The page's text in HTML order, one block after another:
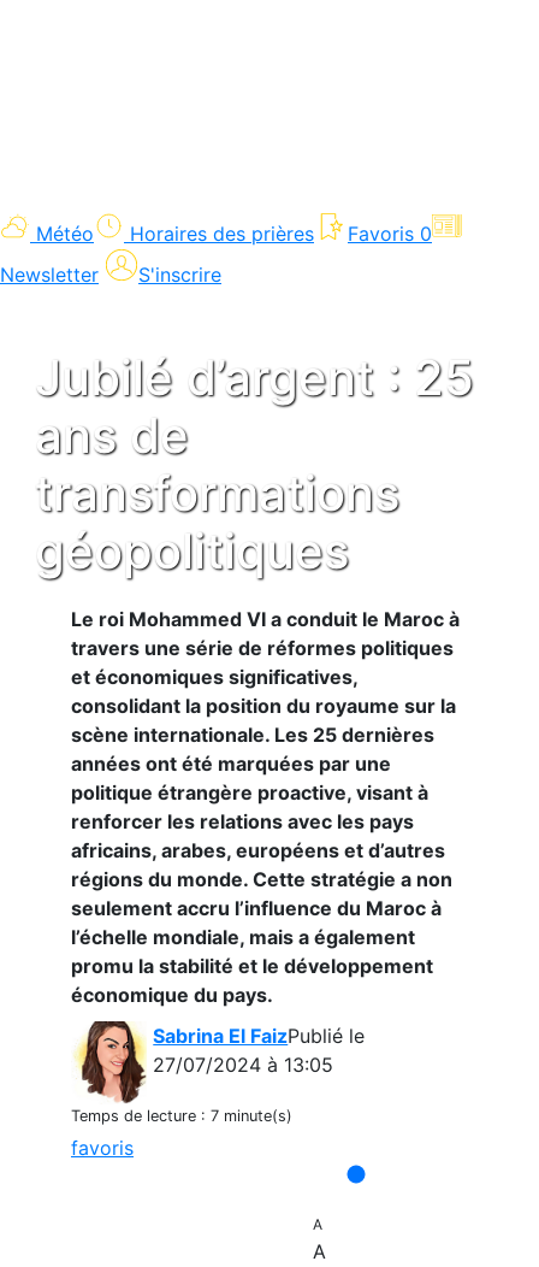
Météo Horaires des prières Favoris 0
Newsletter
S'inscrire
Jubilé d’argent : 25
ans de
transformations
géopolitiques
Le roi Mohammed VI a conduit le Maroc à
travers une série de réformes politiques
et économiques significatives,
consolidant la position du royaume sur la
scène internationale. Les 25 dernières
années ont été marquées par une
politique étrangère proactive, visant à
renforcer les relations avec les pays
africains, arabes, européens et d’autres
régions du monde. Cette stratégie a non
seulement accru l’influence du Maroc à
l’échelle mondiale, mais a également
promu la stabilité et le développement
économique du pays.
Sabrina El FaizPublié le
27/07/2024 à 13:05
Temps de lecture : 7 minute(s)
favoris
A
A